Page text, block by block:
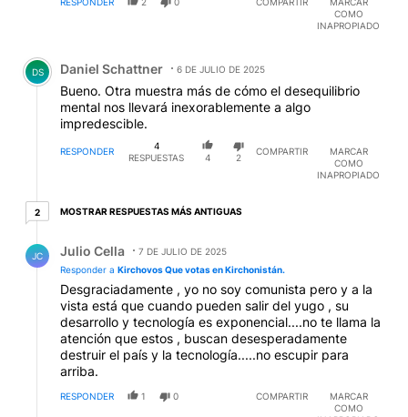
COMO
INAPROPIADO
Comentario de Daniel Schattner.
DS Daniel Schattner 6 DE JULIO DE 2025
Bueno. Otra muestra más de cómo el desequilibrio
mental nos llevará inexorablemente a algo
impredescible.
RESPONDER
4
RESPUESTAS
4 2
COMPARTIR
MARCAR
COMO
INAPROPIADO
22 respuestas más antiguas
MOSTRAR RESPUESTAS MÁS ANTIGUAS
JC Julio Cella
7 DE JULIO DE 2025
Responder a Kirchovos Que votas en Kirchonistán.
Desgraciadamente , yo no soy comunista pero y a la
vista está que cuando pueden salir del yugo , su
desarrollo y tecnología es exponencial....no te llama la
atención que estos , buscan desesperadamente
destruir el país y la tecnología.....no escupir para
arriba.
RESPONDER 1 0 COMPARTIR
MARCAR
COMO